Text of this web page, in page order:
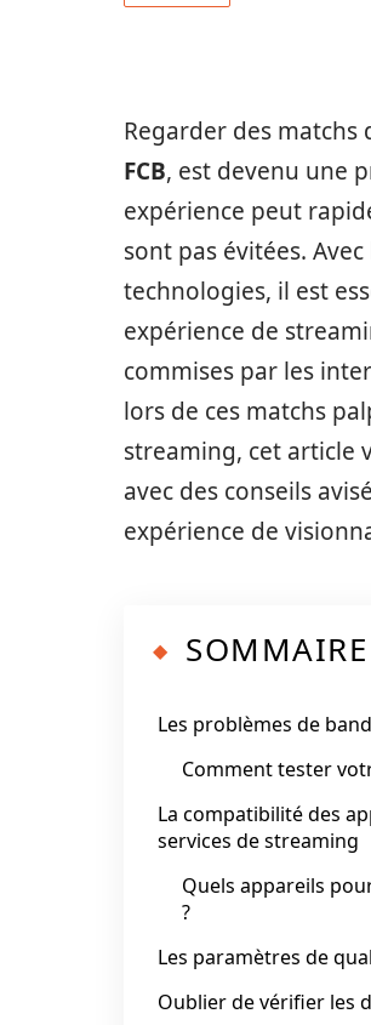
Regarder des
FCB, est devenu une
expérience peut
sont pas évitées.
technologies, il est
expérience de
commises par les
lors de ces matchs
streaming, cet article
avec des conseils
expérience de
SOMMAIRE
Les problèmes de
Comment tester
La compatibilité des
services de streaming
Quels appareils
?
Les paramètres de
Oublier de vérifier les